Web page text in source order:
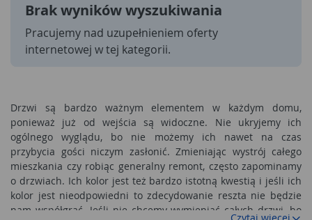
Brak wyników wyszukiwania
Pracujemy nad uzupełnieniem oferty
internetowej w tej kategorii.
Drzwi są bardzo ważnym elementem w każdym domu,
ponieważ już od wejścia są widoczne. Nie ukryjemy ich
ogólnego wyglądu, bo nie możemy ich nawet na czas
przybycia gości niczym zasłonić. Zmieniając wystrój całego
mieszkania czy robiąc generalny remont, często zapominamy
o drzwiach. Ich kolor jest też bardzo istotną kwestią i jeśli ich
kolor jest nieodpowiedni to zdecydowanie reszta nie będzie
nam współgrać. Jeśli nie chcemy wymieniać całych drzwi, bo